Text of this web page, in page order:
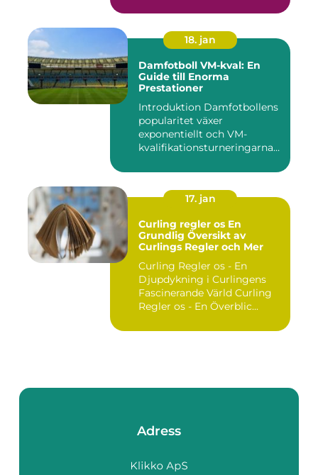
18. jan
Damfotboll VM-kval: En
Guide till Enorma
Prestationer
Introduktion Damfotbollens
popularitet växer
exponentiellt och VM-
kvalifikationsturneringarna
17. jan
Curling regler os En
Grundlig Översikt av
Curlings Regler och Mer
Curling Regler os - En
Djupdykning i Curlingens
Fascinerande Värld Curling
Regler os - En Överblic...
Adress